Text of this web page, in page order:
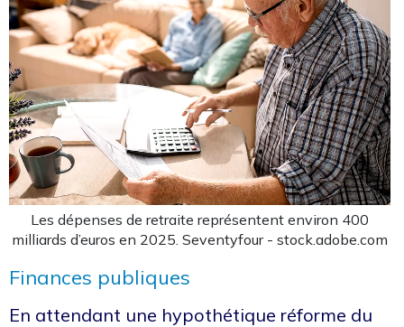
Les dépenses de retraite représentent environ 400
milliards d’euros en 2025. Seventyfour - stock.adobe.com
Finances publiques
En attendant une hypothétique réforme du